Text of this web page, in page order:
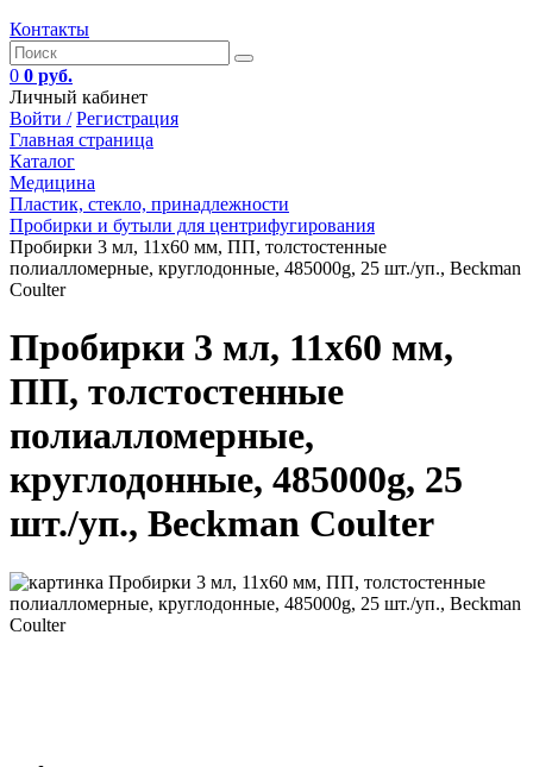
Контакты
0 0 руб.
Личный кабинет
Войти / Регистрация
Главная страница
Каталог
Медицина
Пластик, стекло, принадлежности
Пробирки и бутыли для центрифугирования
Пробирки 3 мл, 11х60 мм, ПП, толстостенные
полиалломерные, круглодонные, 485000g, 25 шт./уп., Beckman
Coulter
Пробирки 3 мл, 11х60 мм,
ПП, толстостенные
полиалломерные,
круглодонные, 485000g, 25
шт./уп., Beckman Coulter